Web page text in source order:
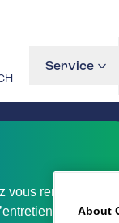
Service
vous rendre
et lesAbout